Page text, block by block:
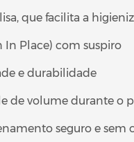
que facilita a
In Place) com suspiro
e durabilidade
de volume durante o
seguro e sem